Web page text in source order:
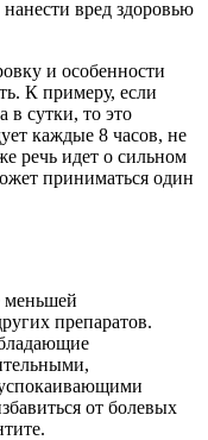
вред здоровью
и особенности
К примеру, если
в сутки, то это
каждые 8 часов, не
речь идет о сильном
приниматься один
меньшей
препаратов.
от болевых